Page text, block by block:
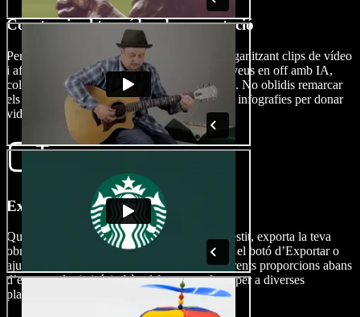
Construeix el teu vídeo de presentació
Personalitza els teus vídeos de presentació organitzant clips de vídeo
i afegint efectes, transicions, àudio, imatges, veus en off amb IA,
colors de marca, vídeos de fons o animacions. No oblidis remarcar
els punts clau amb la funció de zoom i inclou infografies per donar
vida al teu vídeo.
Exporta el teu vídeo
Quan tinguis el teu vídeo de presentació enllestit, exporta la teva
obra mestra fàcilment. Només cal que premis el botó d’Exportar o
ajustis la mida del teu collage de vídeo a diferents proporcions abans
d’exportar-lo, i així tindràs el format perfecte per a diverses
plataformes d’e-learning o xarxes socials.